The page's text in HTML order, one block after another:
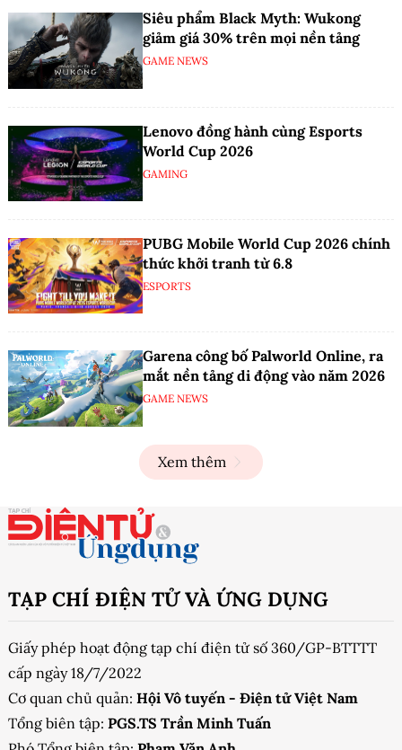
Siêu phẩm Black Myth: Wukong
giảm giá 30% trên mọi nền tảng
GAME NEWS
Lenovo đồng hành cùng Esports
World Cup 2026
GAMING
PUBG Mobile World Cup 2026 chính
thức khởi tranh từ 6.8
ESPORTS
Garena công bố Palworld Online, ra
mắt nền tảng di động vào năm 2026
GAME NEWS
Xem thêm
TẠP CHÍ ĐIỆN TỬ VÀ ỨNG DỤNG
Giấy phép hoạt động tạp chí điện tử số 360/GP-BTTTT
cấp ngày 18/7/2022
Cơ quan chủ quản: Hội Vô tuyến - Điện tử Việt Nam
Tổng biên tập: PGS.TS Trần Minh Tuấn